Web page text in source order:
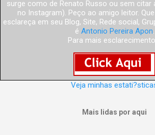
surge como de Renato Russo ou sem citar
no Instagram). Peço ao amigo leitor.
esclareça em seu Blog, Site, Rede social,
é Antonio Pereira Apon.
Para mais
Veja minhas
Mais lidas por aqui